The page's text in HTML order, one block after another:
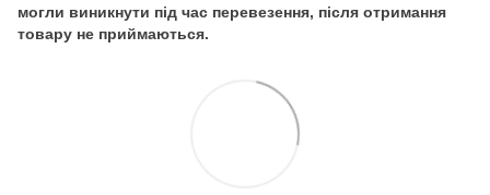
могли виникнути під час перевезення, після отримання
товару не приймаються.